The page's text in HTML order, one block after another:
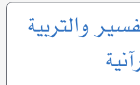
والتربية